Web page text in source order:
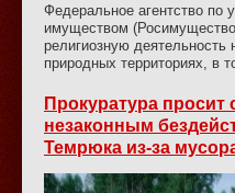
Федеральное агентство по
имуществом
религиозную деятельность
природных территориях, в
Прокуратура просит
незаконным
Темрюка из-за